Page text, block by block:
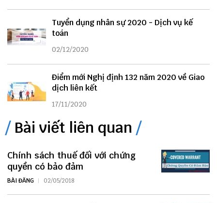
Tuyển dụng nhân sự 2020 - Dịch vụ kế
toán
02/12/2020
Điểm mới Nghị định 132 năm 2020 về Giao
dịch liên kết
17/11/2020
Bài viết liên quan
Chính sách thuế đối với chứng
quyền có bảo đảm
BÀI ĐĂNG 02/05/2018